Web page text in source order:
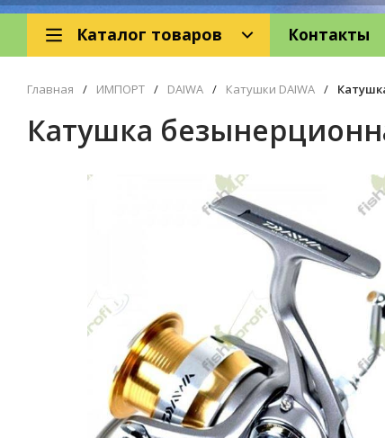
Каталог товаров Контакты
Главная / ИМПОРТ / DAIWA / Катушки DAIWA /
Катушка